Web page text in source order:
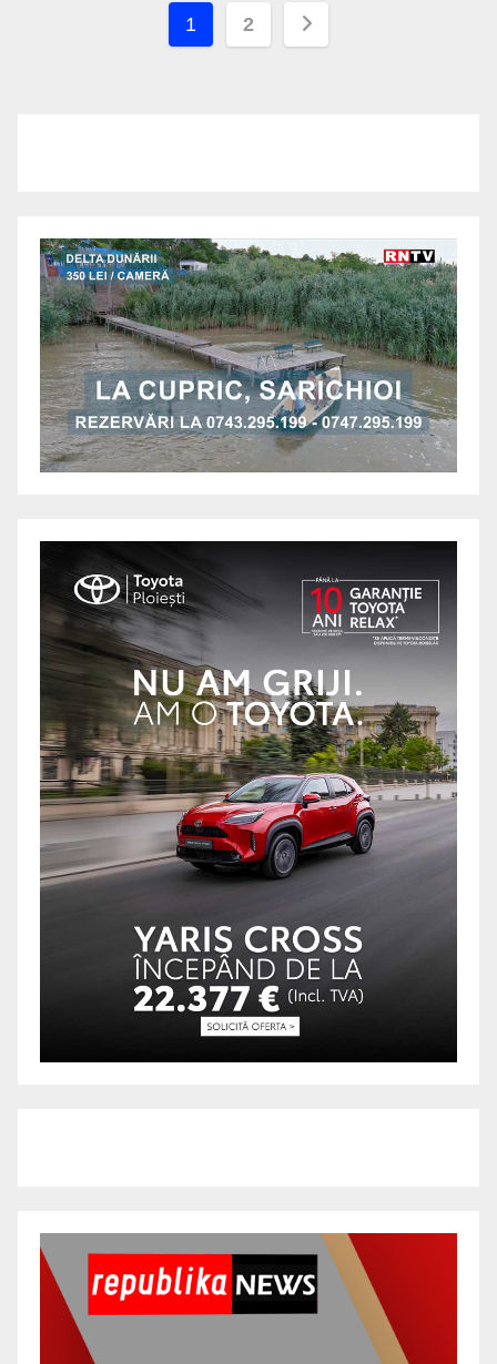
Paginație
1 2